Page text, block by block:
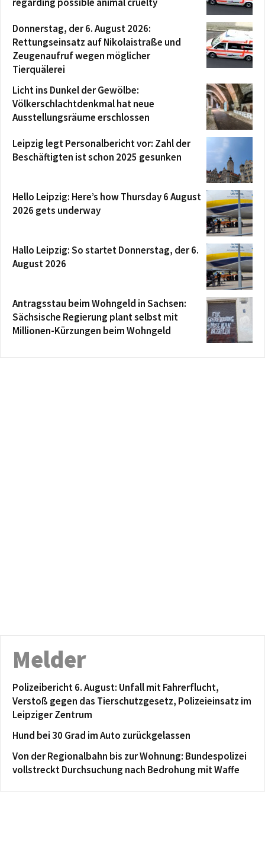
Donnerstag, der 6. August 2026:
Rettungseinsatz auf Nikolaistraße und
Zeugenaufruf wegen möglicher
Tierquälerei
Licht ins Dunkel der Gewölbe:
Völkerschlachtdenkmal hat neue
Ausstellungsräume erschlossen
Leipzig legt Personalbericht vor: Zahl der
Beschäftigten ist schon 2025 gesunken
Hello Leipzig: Here’s how Thursday 6 August
2026 gets underway
Hallo Leipzig: So startet Donnerstag, der 6.
August 2026
Antragsstau beim Wohngeld in Sachsen:
Sächsische Regierung plant selbst mit
Millionen-Kürzungen beim Wohngeld
Melder
Polizeibericht 6. August: Unfall mit Fahrerflucht,
Verstoß gegen das Tierschutzgesetz, Polizeieinsatz im
Leipziger Zentrum
Hund bei 30 Grad im Auto zurückgelassen
Von der Regionalbahn bis zur Wohnung: Bundespolizei
vollstreckt Durchsuchung nach Bedrohung mit Waffe